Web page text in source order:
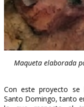
Maqueta elaborada
Con este proyecto se
Santo Domingo, tanto